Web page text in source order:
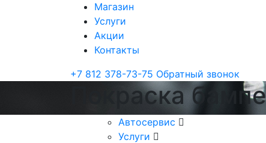
Магазин
Услуги
Акции
Контакты
+7 812 378-73-75 Обратный звонок
Покраска
Автосервис
Услуги